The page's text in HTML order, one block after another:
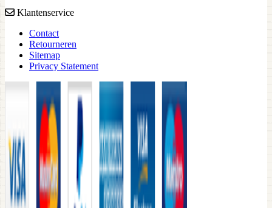
Klantenservice
Contact
Retourneren
Sitemap
Privacy Statement